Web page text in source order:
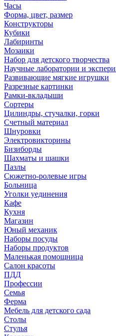
Часы
Форма, цвет, размер
Конструкторы
Кубики
Лабиринты
Мозаики
Набор для детского творчества
Научные лаборатории и
Развивающие мягкие игрушки
Разрезные картинки
Рамки-вкладыши
Сортеры
Цилиндры, стучалки, горки
Счетный материал
Шнуровки
Электровикторины
Бизиборды
Шахматы и шашки
Пазлы
Сюжетно-ролевые игры
Больница
Уголки уединения
Кафе
Кухня
Магазин
Юный механик
Наборы посуды
Наборы продуктов
Маленькая помощница
Салон красоты
ПДД
Профессии
Семья
Ферма
Мебель для детского сада
Столы
Cтулья